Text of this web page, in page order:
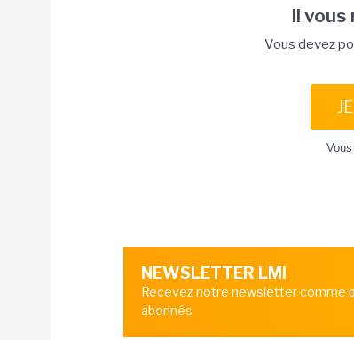
Il
Vous devez
NEWSLETTER LMI
Recevez notre newsletter comme
abonnés